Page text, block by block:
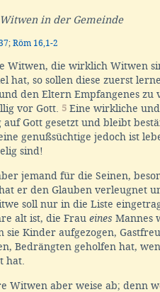
in der Gemeinde
; Röm 16,1-2
Witwen, die wirklich Witwen
hat, so sollen diese zuerst
den Eltern Empfangenes zu
vor Gott. 5 Eine wirkliche
auf Gott gesetzt und bleibt
genußsüchtige jedoch ist
sind!
jemand für die Seinen,
er den Glauben verleugnet
soll nur in die Liste
alt ist, die Frau eines Mannes
sie Kinder aufgezogen,
Bedrängten geholfen hat,
hat.
Witwen aber weise ab; denn